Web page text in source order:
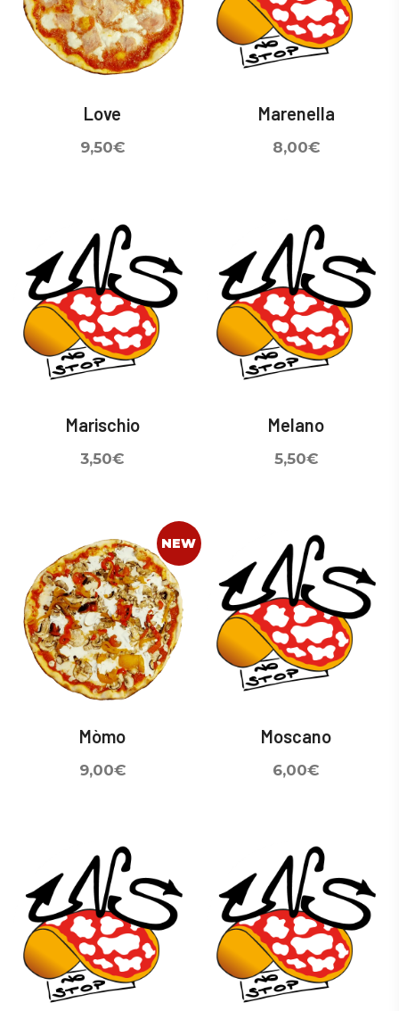
Love
9,50€
Marenella
8,00€
Marischio
3,50€
Melano
5,50€
NEW
Mòmo
9,00€
Moscano
6,00€